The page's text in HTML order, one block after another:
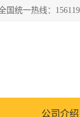
公司介绍